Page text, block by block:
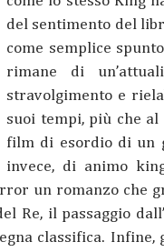
del sentimento del
come semplice
rimane di
stravolgimento e
suoi tempi, più che
film di esordio di un
invece, di animo
un romanzo che
Re, il passaggio
classifica.